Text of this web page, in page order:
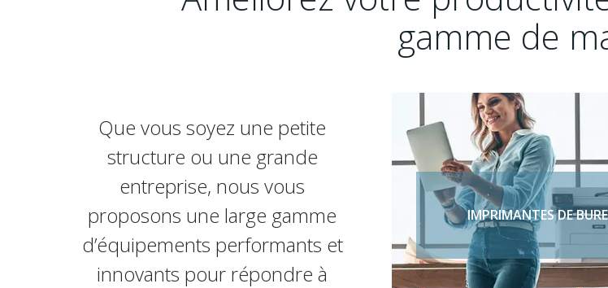
gamme de
Que vous soyez une petite
structure ou une grande
entreprise, nous vous
proposons une large gamme
d’équipements performants et
innovants pour répondre à
IMPRIMANTES DE